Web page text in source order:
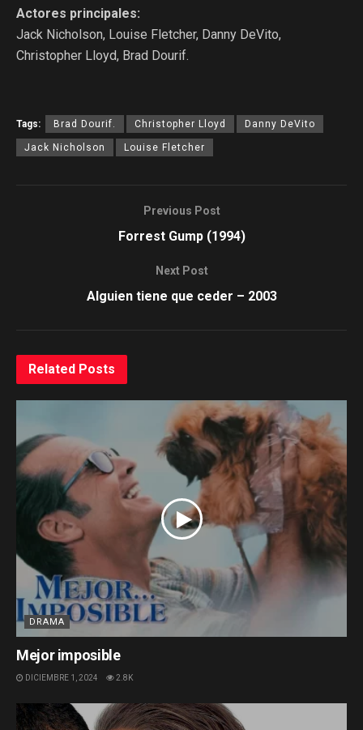
Actores principales:
Jack Nicholson, Louise Fletcher, Danny DeVito,
Christopher Lloyd, Brad Dourif.
Tags: Brad Dourif. Christopher Lloyd Danny DeVito
Jack Nicholson Louise Fletcher
Previous Post
Forrest Gump (1994)
Next Post
Alguien tiene que ceder – 2003
Related Posts
DRAMA
Mejor imposible
DICIEMBRE 1, 2024 2.8K